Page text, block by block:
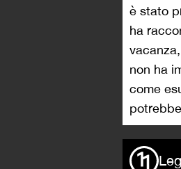
è stato
ha
non ha
come